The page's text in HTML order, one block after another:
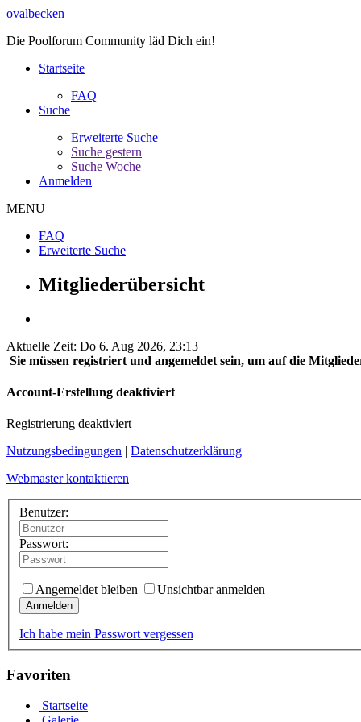
ovalbecken
Die Poolforum Community läd Dich ein!
Startseite
FAQ
Suche
Erweiterte Suche
Suche gestern
Suche Woche
Anmelden
MENU
FAQ
Erweiterte Suche
Mitgliederübersicht
Aktuelle Zeit: Do 6. Aug 2026, 23:13
Sie müssen registriert und angemeldet sein, um auf die
Account-Erstellung deaktiviert
Registrierung deaktiviert
Nutzungsbedingungen | Datenschutzerklärung
Webmaster kontaktieren
Benutzer:
Passwort:
Angemeldet bleiben Unsichtbar anmelden
Anmelden
Ich habe mein Passwort vergessen
Favoriten
Startseite